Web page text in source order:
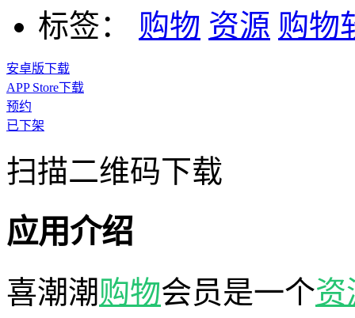
标签：
购物 资源 购物
安卓版下载
APP Store下载
预约
已下架
扫描二维码下载
应用介绍
喜潮潮购物会员是一个资